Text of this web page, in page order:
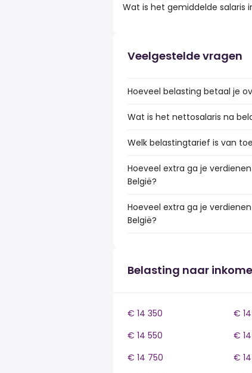
Wat is het gemiddelde salaris
Veelgestelde vragen
Hoeveel belasting betaal je
Wat is het nettosalaris na
Welk belastingtarief is van
Hoeveel extra ga je
België?
Hoeveel extra ga je
België?
Belasting naar
€ 14 350 €
€ 14 550
€
€ 14 750
€